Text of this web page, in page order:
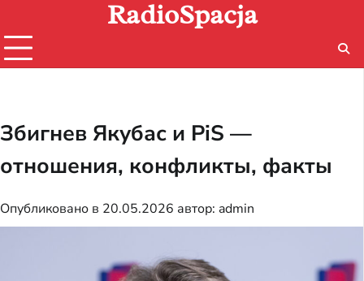
содержимому
RadioSpacja
Збигнев Якубас и PiS —
отношения, конфликты, факты
Опубликовано в 20.05.2026 автор: admin